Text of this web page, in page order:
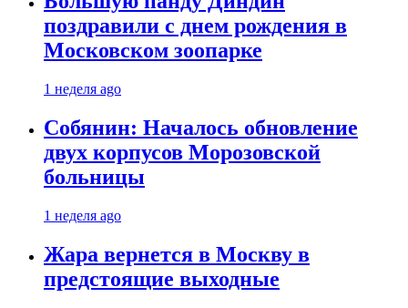
поздравили с днем рождения в
Московском зоопарке
1 неделя ago
Собянин: Началось обновление
двух корпусов Морозовской
больницы
1 неделя ago
Жара вернется в Москву в
предстоящие выходные